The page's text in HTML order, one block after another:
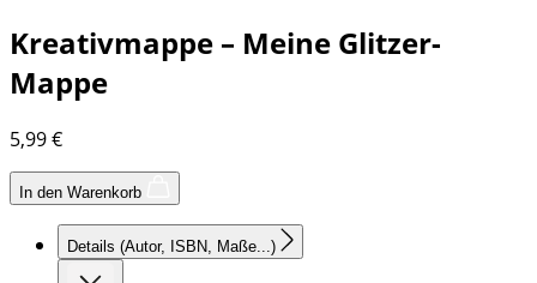
Kreativmappe – Meine Glitzer-
Mappe
5,99€
In den Warenkorb
Details (Autor, ISBN, Maße...)